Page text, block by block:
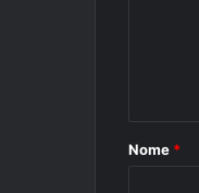
rNome *